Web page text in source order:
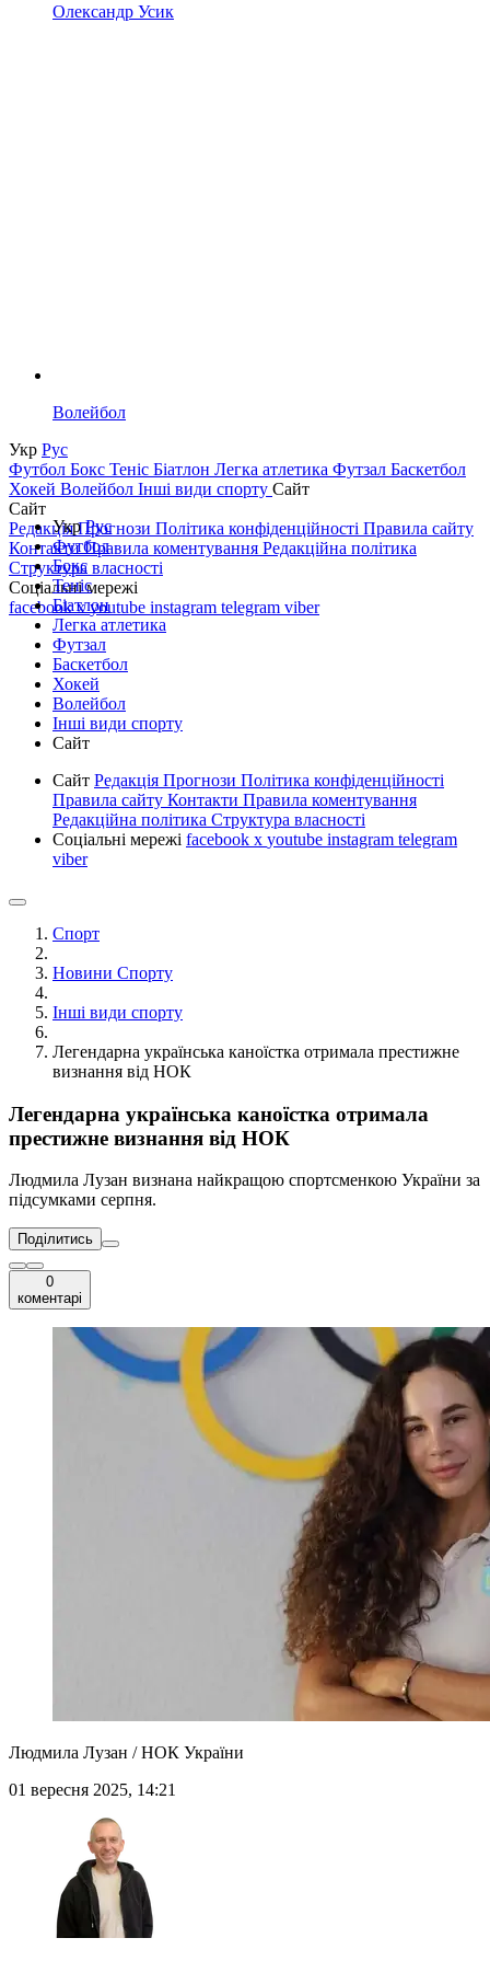
Олександр Усик
Волейбол
Укр Рус
Футбол Бокс Теніс Біатлон Легка атлетика Футзал Баскетбол
Хокей Волейбол Інші види спорту Сайт
Сайт
РедакціяПрогнози Політика конфіденційності Правила сайту
КонтактиПравила коментування Редакційна політика
Структура власності
Соціальні мережі
facebookxyoutube instagram telegram viber
УкрРус
Футбол
Бокс
Теніс
Біатлон
Легка атлетика
Футзал
Баскетбол
Хокей
Волейбол
Інші види спорту
Сайт
Сайт Редакція Прогнози Політика конфіденційності
Правила сайту Контакти Правила коментування
Редакційна політика Структура власності
Соціальні мережі facebook x youtube instagram telegram
viber
Спорт
Новини Спорту
Інші види спорту
Легендарна українська каноїстка отримала престижне
визнання від НОК
Легендарна українська каноїстка отримала
престижне визнання від НОК
Людмила Лузан визнана найкращою спортсменкою України за
підсумками серпня.
Поділитись
0
коментарі
Людмила Лузан / НОК України
01 вересня 2025, 14:21